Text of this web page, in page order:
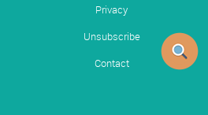
Privacy
Unsubscribe
Contact